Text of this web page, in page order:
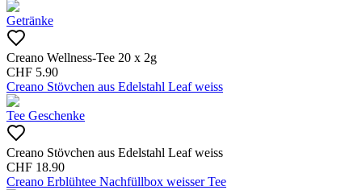
Getränke
Creano Wellness-Tee 20 x 2g
CHF 5.90
Creano Stövchen aus Edelstahl Leaf weiss
Tee Geschenke
Creano Stövchen aus Edelstahl Leaf weiss
CHF 18.90
Creano Erblühtee Nachfüllbox weisser Tee